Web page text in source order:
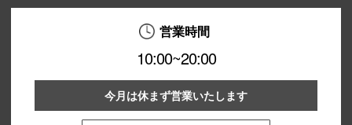
営業時間
10:00~20:00
今月は休まず営業いたします